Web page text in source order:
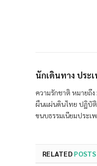
นักเดินทาง ประ
ความรักชาติ หมายถึ
ผืนแผ่นดินไทย ปฏิบัติ
ขนบธรรมเนียมประเ
RELATED POSTS